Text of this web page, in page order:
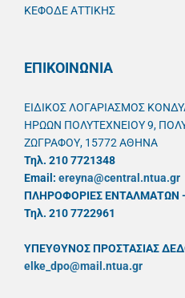
ΚΕΦΟΔΕ ΑΤΤΙΚΗΣ
ΕΠΙΚΟΙΝΩΝΙΑ
ΕΙΔΙΚΟΣ ΛΟΓΑΡΙΑΣΜΟΣ
ΗΡΩΩΝ ΠΟΛΥΤΕΧΝΕΙΟΥ 9,
ΖΩΓΡΑΦΟΥ, 15772 ΑΘΗΝΑ
Τηλ. 210 7721348
Email: ereyna@central.ntua.gr
ΠΛΗΡΟΦΟΡΙΕΣ ΕΝΤΑΛΜΑΤΩΝ
Τηλ. 210 7722961
ΥΠΕΥΘYΝΟΣ ΠΡΟΣΤΑΣΙΑΣ
elke_dpo@mail.ntua.gr